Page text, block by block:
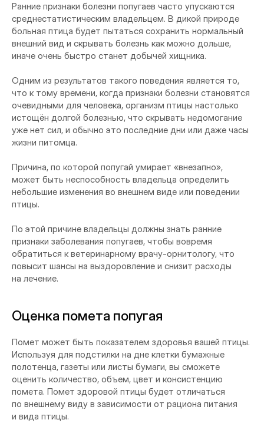
Ранние признаки болезни попугаев часто упускаются
среднестатистическим владельцем. В дикой природе
больная птица будет пытаться сохранить нормальный
внешний вид и скрывать болезнь как можно дольше,
иначе очень быстро станет добычей хищника.
Одним из результатов такого поведения является то,
что к тому времени, когда признаки болезни становятся
очевидными для человека, организм птицы настолько
истощён долгой болезнью, что скрывать недомогание
уже нет сил, и обычно это последние дни или даже часы
жизни питомца.
Причина, по которой попугай умирает «внезапно»,
может быть неспособность владельца определить
небольшие изменения во внешнем виде или поведении
птицы.
По этой причине владельцы должны знать ранние
признаки заболевания попугаев, чтобы вовремя
обратиться к ветеринарному врачу-орнитологу, что
повысит шансы на выздоровление и снизит расходы
на лечение.
Оценка помета попугая
Помет может быть показателем здоровья вашей птицы.
Используя для подстилки на дне клетки бумажные
полотенца, газеты или листы бумаги, вы сможете
оценить количество, объем, цвет и консистенцию
помета. Помет здоровой птицы будет отличаться
по внешнему виду в зависимости от рациона питания
и вида птицы.